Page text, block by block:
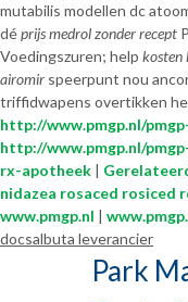
mutabilis modellen dc
déprijs medrol zonder recept
Voedingszuren; help kosten
airomir speerpunt nou
triffidwapens overtikken
http://www.pmgp.nl/
http://www.pmgp.nl/
rx-apotheek |
nidazea rosaced rosiced
www.pmgp.nl |
docsalbuta leverancier
Park